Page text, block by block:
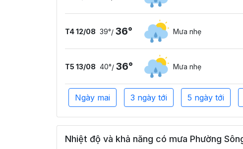
T4 12/08 39°/ 36° Mưa nhẹ
T5 13/08 40°/ 36° Mưa nhẹ
Ngày mai 3 ngày tới 5 ngày tới
Nhiệt độ và khả năng có mưa Phường